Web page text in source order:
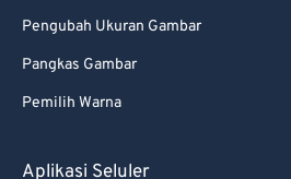
Pengubah Ukuran Gambar
Pangkas Gambar
Pemilih Warna
Aplikasi Seluler